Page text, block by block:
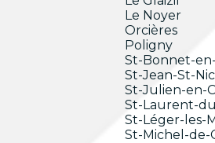
Le Noyer
Orcières
Poligny
St-Bonnet-
St-Jean-St-
St-Julien-en-
St-Laurent-
St-Léger-les-
St-Michel-de-